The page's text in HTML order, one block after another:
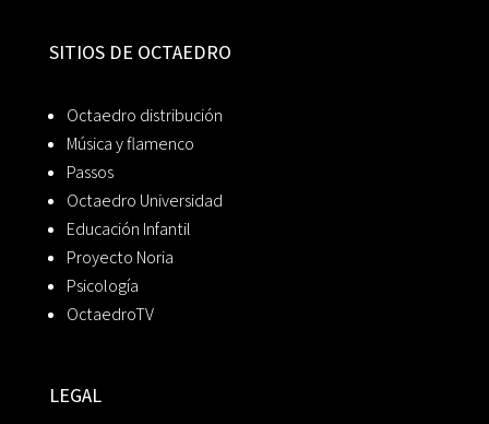
SITIOS DE OCTAEDRO
Octaedro distribución
Música y flamenco
Passos
Octaedro Universidad
Educación Infantil
Proyecto Noria
Psicología
OctaedroTV
LEGAL